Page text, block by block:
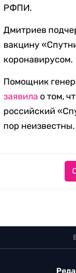
РФПИ.
Дмитриев
вакцину
коронавирусом.
Помощник
заявила о том,
российский
пор неизвестны.